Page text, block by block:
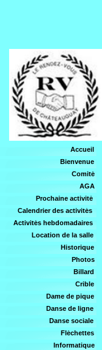
Accueil
Comité
Activités hebdomadaires
Calendrier des activités
Photos
Location de la salle
Historique
Fléchettes
Billard
Informatique
Crible
Danse de ligne
Danse sociale
Prochaine activité
Dame de pique
Bienvenue
AGA